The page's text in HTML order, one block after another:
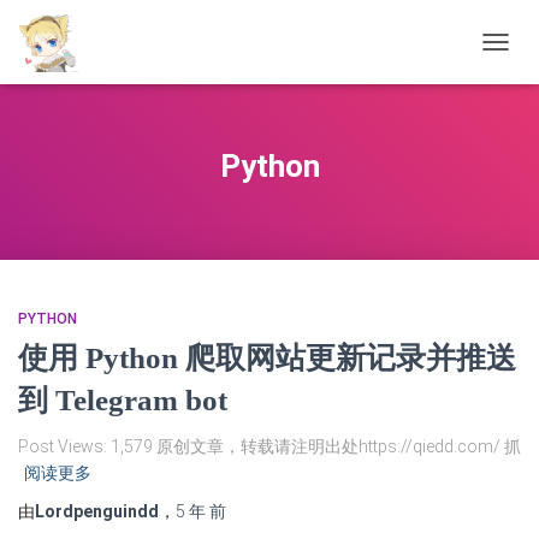
换
Python
PYTHON
使用 Python 爬取网站更新记录并推送
到 Telegram bot
Post Views: 1,579 原创文章，转载请注明出处https://qiedd.com/ 抓
阅读更多
由 Lordpenguindd ， 5 年前